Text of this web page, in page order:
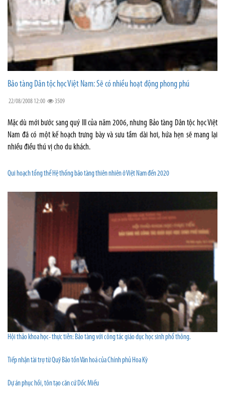
Bảo tàng Dân tộc học Việt Nam: Sẽ có nhiều hoạt động phong phú
22/08/2008 12:00 3509
Mặc dù mới bước sang quý III của năm 2006, nhưng Bảo tàng Dân tộc học Việt
Nam đã có một kế hoạch trưng bày và sưu tầm dài hơi, hứa hẹn sẽ mang lại
nhiều điều thú vị cho du khách.
Qui hoạch tổng thể Hệ thống bảo tàng thiên nhiên ở Việt Nam đến 2020
Hội thảo khoa học- thực tiễn: Bảo tàng với công tác giáo dục học sinh phổ thông.
Tiếp nhận tài trợ từ Quỹ Bảo tồn Văn hoá của Chính phủ Hoa Kỳ
Dự án phục hồi, tôn tạo căn cứ Dốc Miếu